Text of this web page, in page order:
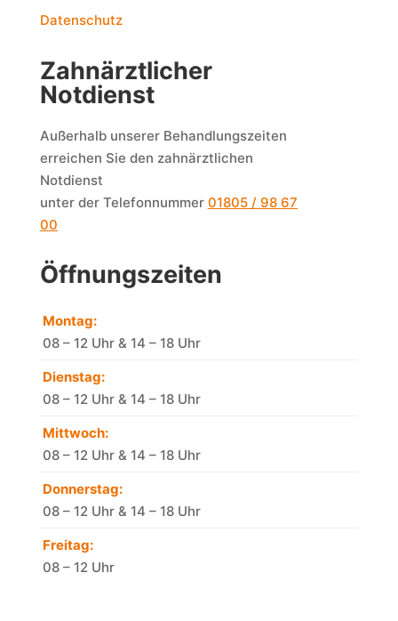
Datenschutz
Zahnärztlicher
Notdienst
Außerhalb unserer Behandlungszeiten
erreichen Sie den zahnärztlichen
Notdienst
unter der Telefonnummer 01805 / 98 67
00
Öffnungszeiten
Montag:
08 – 12 Uhr & 14 – 18 Uhr
Dienstag:
08 – 12 Uhr & 14 – 18 Uhr
Mittwoch:
08 – 12 Uhr & 14 – 18 Uhr
Donnerstag:
08 – 12 Uhr & 14 – 18 Uhr
Freitag:
08 – 12 Uhr